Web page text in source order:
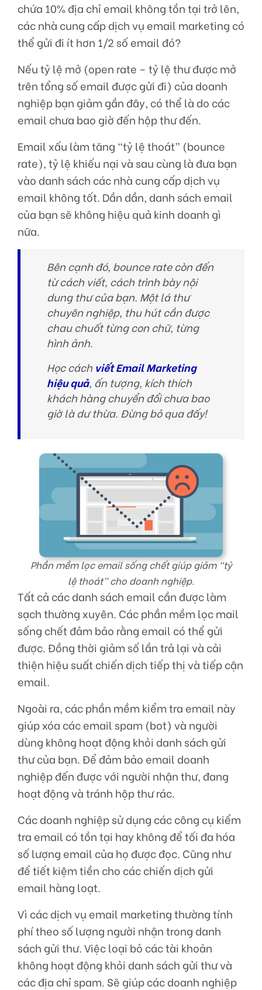
chứa 10% địa chỉ email không tồn tại trở lên,
các nhà cung cấp dịch vụ email marketing có
thể gửi đi ít hơn 1/2 số email đó?
Nếu tỷ lệ mở (open rate – tỷ lệ thư được mở
trên tổng số email được gửi đi) của doanh
nghiệp bạn giảm gần đây, có thể là do các
email chưa bao giờ đến hộp thư đến.
Email xấu làm tăng “tỷ lệ thoát” (bounce
rate), tỷ lệ khiếu nại và sau cùng là đưa bạn
vào danh sách các nhà cung cấp dịch vụ
email không tốt. Dần dần, danh sách email
của bạn sẽ không hiệu quả kinh doanh gì
nữa.
Bên cạnh đó, bounce rate còn đến
từ cách viết, cách trình bày nội
dung thư của bạn. Một lá thư
chuyên nghiệp, thu hút cần được
chau chuốt từng con chữ, từng
hình ảnh.
Học cách viết Email Marketing
hiệu quả, ấn tượng, kích thích
khách hàng chuyển đổi chưa bao
giờ là dư thừa. Đừng bỏ qua đấy!
Phần mềm lọc email sống chết giúp giảm “tỷ
lệ thoát” cho doanh nghiệp.
Tất cả các danh sách email cần được làm
sạch thường xuyên. Các phần mềm lọc mail
sống chết đảm bảo rằng email có thể gửi
được. Đồng thời giảm số lần trả lại và cải
thiện hiệu suất chiến dịch tiếp thị và tiếp cận
email.
Ngoài ra, các phần mềm kiểm tra email này
giúp xóa các email spam (bot) và người
dùng không hoạt động khỏi danh sách gửi
thư của bạn. Để đảm bảo email doanh
nghiệp đến được với người nhận thư, đang
hoạt động và tránh hộp thư rác.
Các doanh nghiệp sử dụng các công cụ kiểm
tra email có tồn tại hay không để tối đa hóa
số lượng email của họ được đọc. Cũng như
để tiết kiệm tiền cho các chiến dịch gửi
email hàng loạt.
Vì các dịch vụ email marketing thường tính
phí theo số lượng người nhận trong danh
sách gửi thư. Việc loại bỏ các tài khoản
không hoạt động khỏi danh sách gửi thư và
các địa chỉ spam. Sẽ giúp các doanh nghiệp